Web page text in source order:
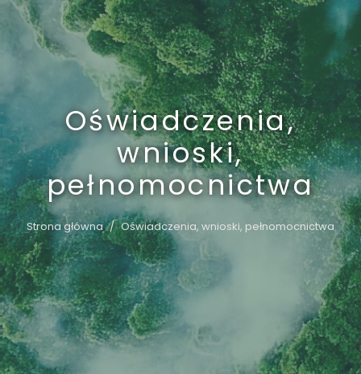
Oświadczenia,
wnioski,
pełnomocnictwa
Strona główna Oświadczenia, wnioski, pełnomocnictwa